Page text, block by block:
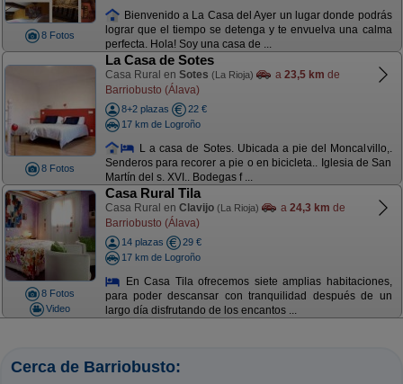
8 Fotos
Bienvenido a La Casa del Ayer un lugar donde podrás
lograr que el tiempo se detenga y te envuelva una calma
perfecta. Hola! Soy una casa de ...
8 Fotos
La Casa de Sotes
Casa Rural en Sotes (La Rioja) a 23,5 km de
Barriobusto (Álava)
8+2 plazas
22 €
17 km de Logroño
L a casa de Sotes. Ubicada a pie del Moncalvillo,.
Senderos para recorer a pie o en bicicleta.. Iglesia de San
Martín del s. XVI.. Bodegas f ...
8 Fotos
Video
Casa Rural Tila
Casa Rural en Clavijo (La Rioja) a 24,3 km de
Barriobusto (Álava)
14 plazas
29 €
17 km de Logroño
En Casa Tila ofrecemos siete amplias habitaciones,
para poder descansar con tranquilidad después de un
largo día disfrutando de los encantos ...
Cerca de Barriobusto: